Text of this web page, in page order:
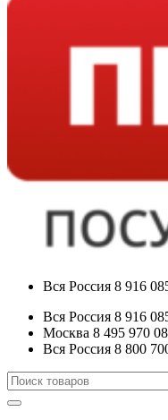
Вся Россия 8 916
Вся Россия 8 916
Москва 8 495 970
Вся Россия 8 800
Искать: